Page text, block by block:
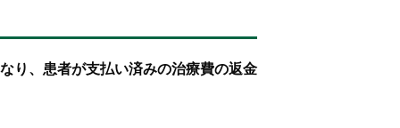
り、患者が支払い済みの治療費の返金